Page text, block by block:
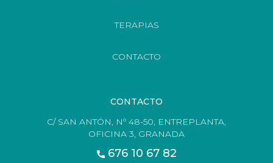
TERAPIAS
CONTACTO
CONTACTO
C/ SAN ANTÓN, Nº 48-50, ENTREPLANTA,
OFICINA 3, GRANADA
676 10 67 82